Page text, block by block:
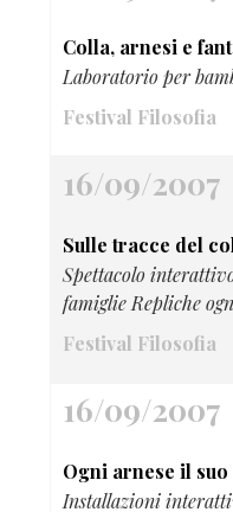
Colla, arnesi e
Laboratorio per
Festival Filosofia
16/09/2007
Sulle tracce del
Spettacolo
famiglie Repliche
Festival Filosofia
16/09/2007
Ogni arnese il
Installazioni